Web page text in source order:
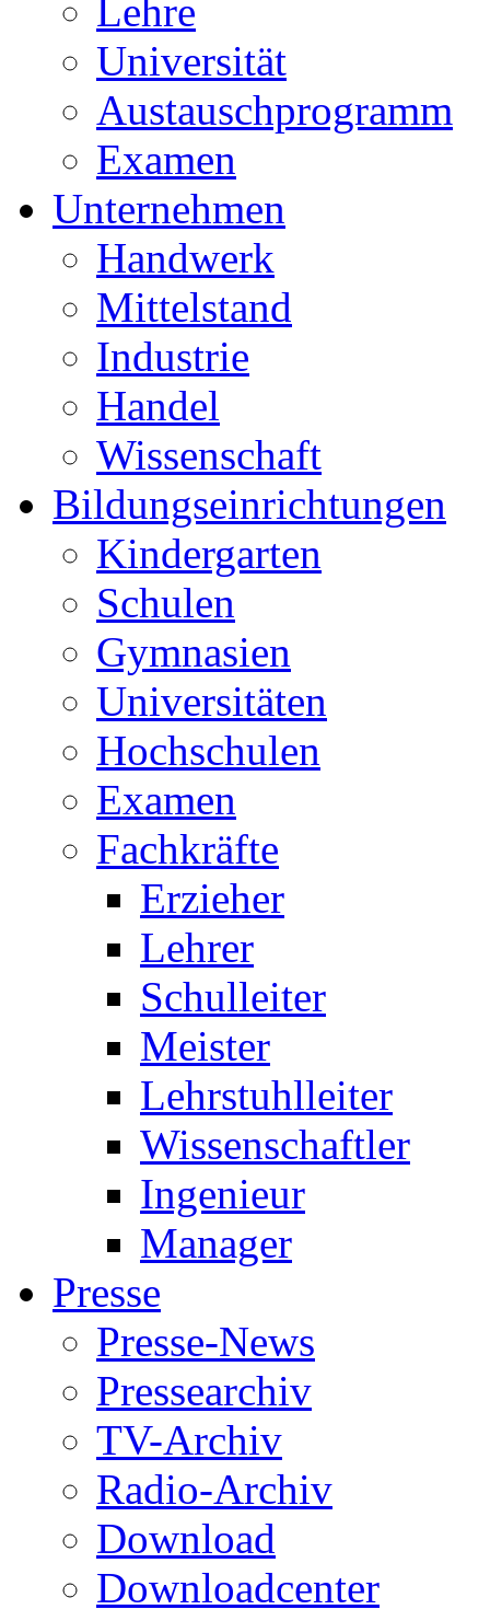
Lehre
Universität
Austauschprogramm
Examen
Unternehmen
Handwerk
Mittelstand
Industrie
Handel
Wissenschaft
Bildungseinrichtungen
Kindergarten
Schulen
Gymnasien
Universitäten
Hochschulen
Examen
Fachkräfte
Erzieher
Lehrer
Schulleiter
Meister
Lehrstuhlleiter
Wissenschaftler
Ingenieur
Manager
Presse
Presse-News
Pressearchiv
TV-Archiv
Radio-Archiv
Download
Downloadcenter